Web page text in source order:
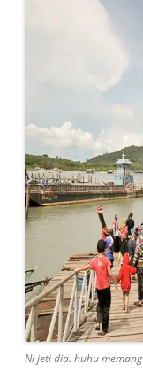
Ni jeti dia. huhu